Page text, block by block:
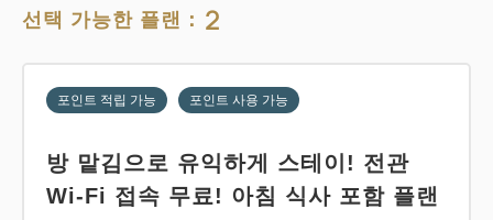
선택 가능한 플랜： 2
포인트 적립 가능 포인트 사용 가능
방 맡김으로 유익하게 스테이! 전관
Wi-Fi 접속 무료! 아침 식사 포함 플랜